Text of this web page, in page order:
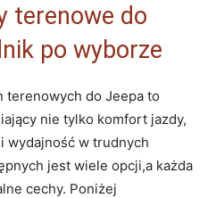
terenowe do
po wyborze
terenowych do Jeepa⁢ to
nie tylko komfort jazdy,
wydajność w‍ trudnych
jest wiele opcji,a ⁤każda
cechy. ⁢Poniżej